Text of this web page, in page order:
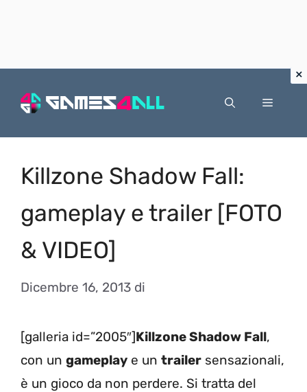
Menu
Killzone Shadow Fall:
gameplay e trailer [FOTO
& VIDEO]
Dicembre 16, 2013 di
[galleria id=”2005″]Killzone Shadow Fall,
con un gameplay e un trailer sensazionali,
è un gioco da non perdere. Si tratta del